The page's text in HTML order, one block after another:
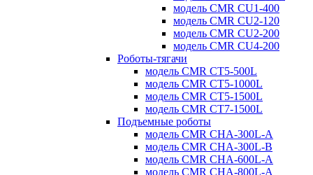
модель CMR CU1-400
модель CMR CU2-120
модель CMR CU2-200
модель CMR CU4-200
Роботы-тягачи
модель CMR CT5-500L
модель CMR CT5-1000L
модель CMR CT5-1500L
модель CMR CT7-1500L
Подъемные роботы
модель CMR CHA-300L-A
модель CMR CHA-300L-B
модель CMR CHA-600L-A
модель CMR CHA-800L-A